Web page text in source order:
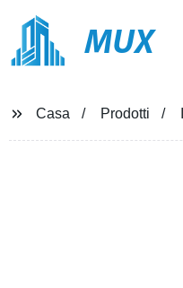
MUX
Casa Prodotti